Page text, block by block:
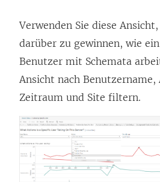
Verwenden Sie diese
darüber zu gewinnen, wie
Benutzer mit Schemata
Ansicht nach
Zeitraum und Site filtern.